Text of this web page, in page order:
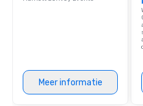
Meer informatie